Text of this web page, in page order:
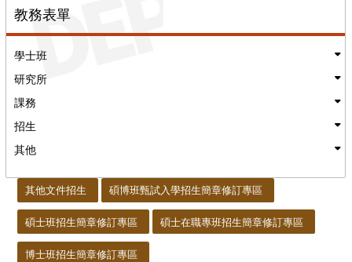
教務表單
學士班
研究所
課務
招生
其他
其他文件招生 碩博班甄試入學招生簡章修訂專區
碩士班招生簡章修訂專區 碩士在職專班招生簡章修訂專區
博士班招生簡章修訂專區